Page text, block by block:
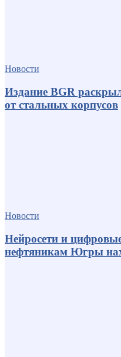
Новости
Издание BGR
от стальных корпусов
Новости
Нейросети и
нефтяникам Югры